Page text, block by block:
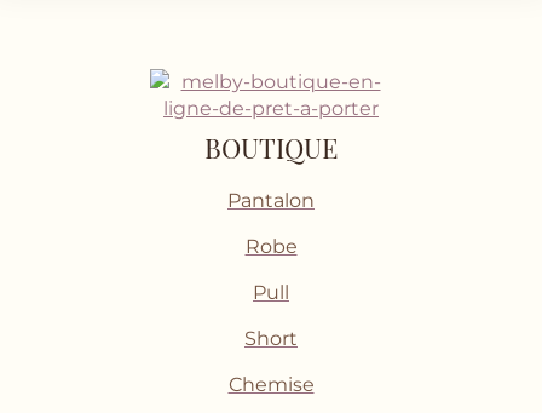
BOUTIQUE
Pantalon
Robe
Pull
Short
Chemise